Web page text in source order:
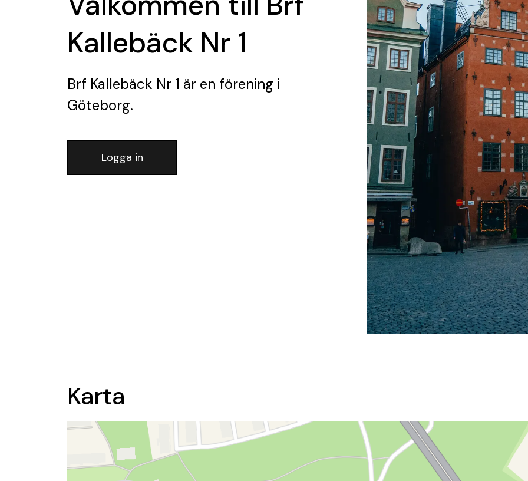
Kallebäck Nr 1
Brf Kallebäck Nr 1 är en förening i
Göteborg.
Logga in
Karta